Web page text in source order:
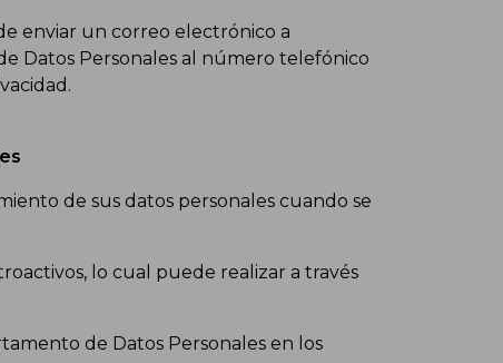
enviar un correo electrónico a
Datos Personales al número telefónico
de sus datos personales cuando se
lo cual puede realizar a través
de Datos Personales en los